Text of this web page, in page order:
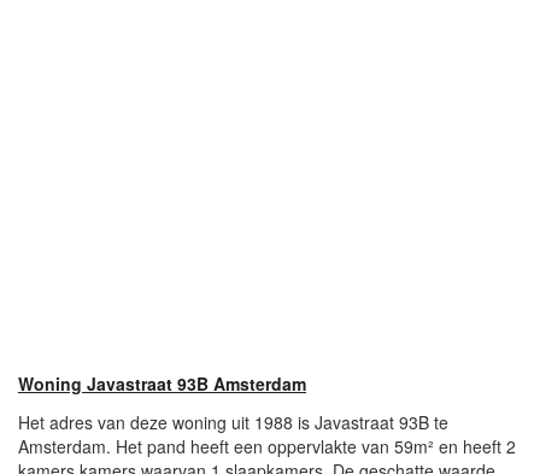
Woning Javastraat 93B Amsterdam
Het adres van deze woning uit 1988 is Javastraat 93B te
Amsterdam. Het pand heeft een oppervlakte van 59m² en heeft 2